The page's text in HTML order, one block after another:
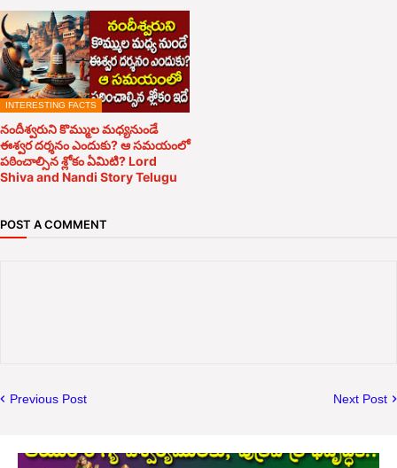
INTERESTING FACTS
నందీశ్వరుని కొమ్ముల మధ్యనుండే
ఈశ్వర దర్శనం ఎందుకు? ఆ సమయంలో
పఠించాల్సిన శ్లోకం ఏమిటి? Lord
Shiva and Nandi Story Telugu
POST A COMMENT
Previous Post Next Post